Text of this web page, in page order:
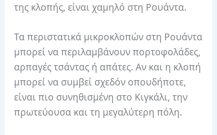
της κλοπής, είναι χαμηλό στη Ρουάντα.
Τα περιστατικά μικροκλοπών στη Ρουάντα
μπορεί να περιλαμβάνουν πορτοφολάδες,
αρπαγές τσάντας ή απάτες.Αν και η κλοπή
μπορεί να συμβεί σχεδόν οπουδήποτε,
είναι πιο συνηθισμένη στο Κιγκάλι, την
πρωτεύουσα και τη μεγαλύτερη πόλη.